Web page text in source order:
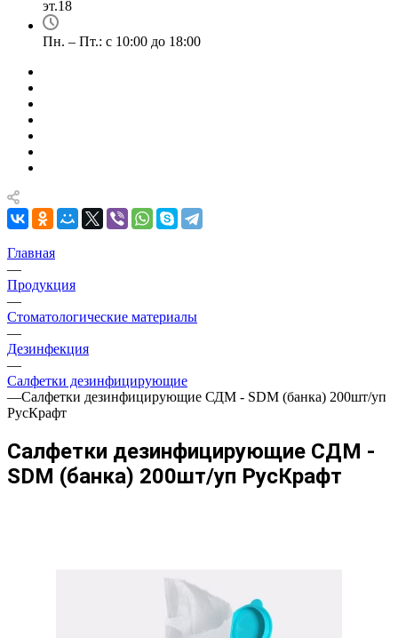
эт.18
Пн. – Пт.: с 10:00 до 18:00
Главная
—
Продукция
—
Стоматологические материалы
—
Дезинфекция
—
Салфетки дезинфицирующие
—Салфетки дезинфицирующие СДМ - SDM (банка) 200шт/уп
РусКрафт
Салфетки дезинфицирующие СДМ -
SDM (банка) 200шт/уп РусКрафт